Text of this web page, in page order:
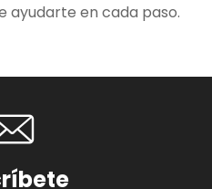
ayudarte en cada paso.